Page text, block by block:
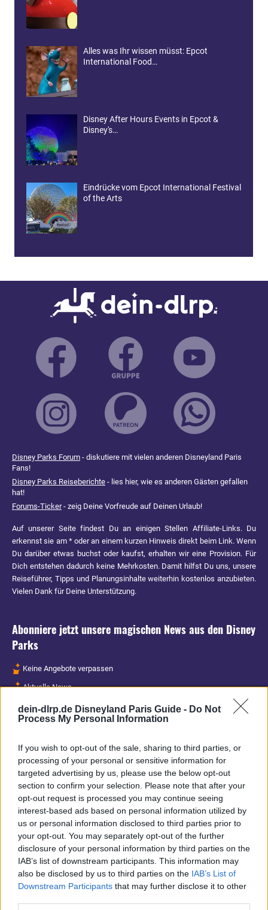
dein-dlrp.de Disneyland Paris Guide - Do Not
Process My Personal Information
If you wish to opt-out of the sale, sharing to third parties, or
processing of your personal or sensitive information for
targeted advertising by us, please use the below opt-out
section to confirm your selection. Please note that after your
opt-out request is processed you may continue seeing
interest-based ads based on personal information utilized by
us or personal information disclosed to third parties prior to
your opt-out. You may separately opt-out of the further
disclosure of your personal information by third parties on the
IAB’s list of downstream participants. This information may
also be disclosed by us to third parties on the IAB’s List of
Downstream Participants that may further disclose it to other
Alles was Ihr wissen müsst: Epcot
International Food…
Disney After Hours Events in Epcot &
Disney's…
Eindrücke vom Epcot International Festival
of the Arts
Disney Parks Forum - diskutiere mit vielen anderen Disneyland Paris
Fans!
Disney Parks Reiseberichte - lies hier, wie es anderen Gästen gefallen
hat!
Forums-Ticker- zeig Deine Vorfreude auf Deinen Urlaub!
Auf unserer Seite findest Du an einigen Stellen Affiliate-Links. Du
erkennst sie am * oder an einem kurzen Hinweis direkt beim Link. Wenn
Du darüber etwas buchst oder kaufst, erhalten wir eine Provision. Für
Dich entstehen dadurch keine Mehrkosten. Damit hilfst Du uns, unsere
Reiseführer, Tipps und Planungsinhalte weiterhin kostenlos anzubieten.
Vielen Dank für Deine Unterstützung.
Abonniere jetzt unsere magischen News aus den Disney
Parks
Keine Angebote verpassen
Aktuelle News
Spannende Lesetipps
Gratis und jederzeit kündbar
Vielen Dank,